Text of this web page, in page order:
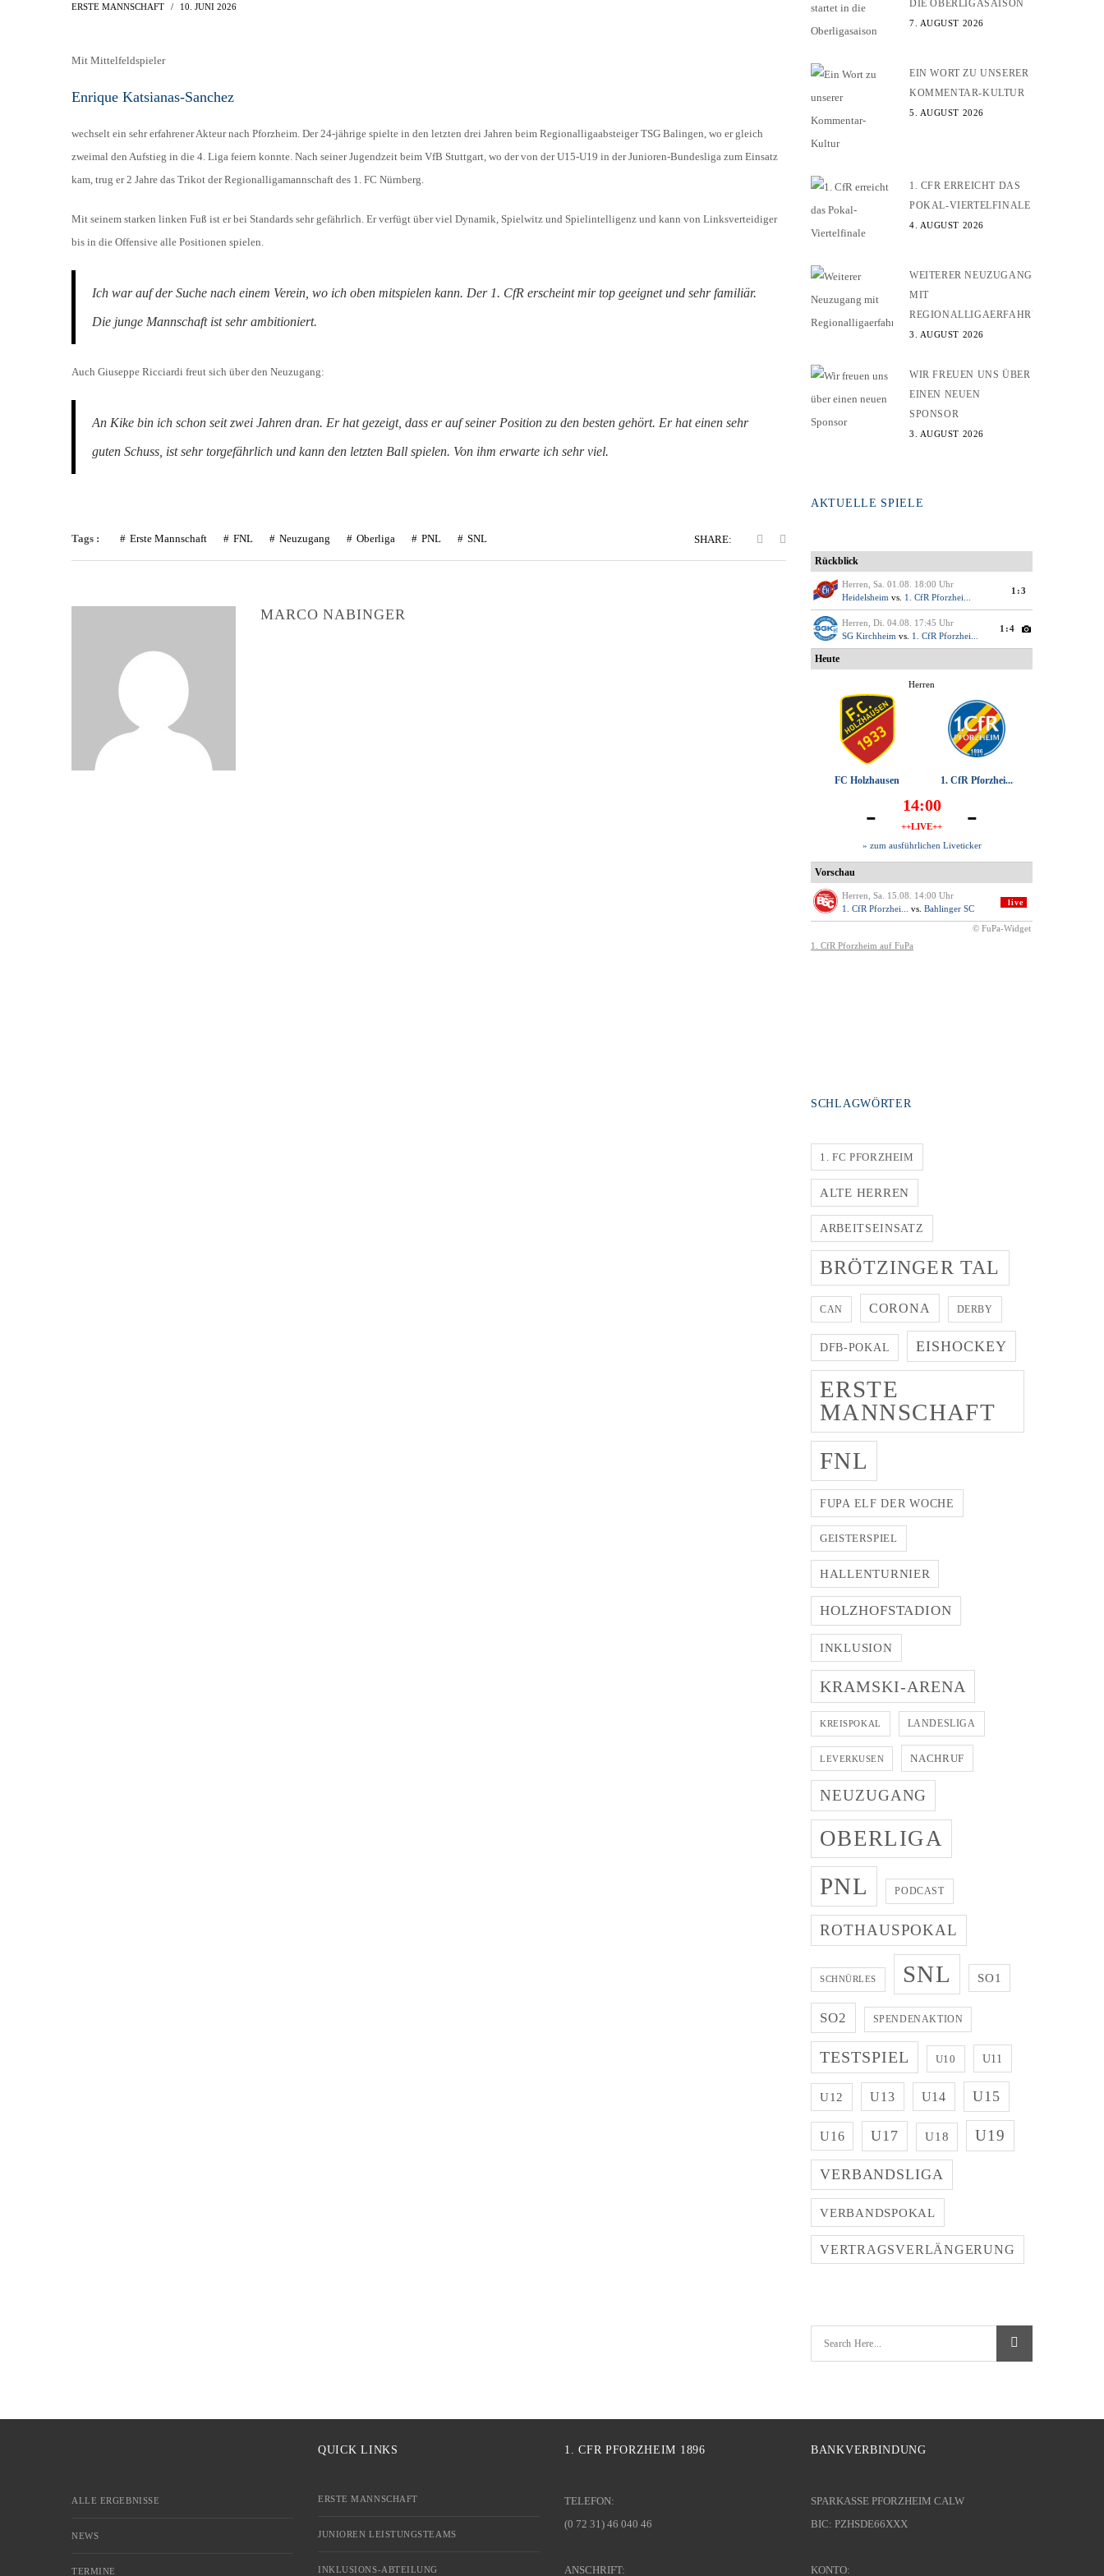
TORSCHÜTZEN
LIGA – FAIRNESSTABELLE
AH-TURNIER
EISHOCKEY
SAISON 2015/2016
SAISON 2016/2017
ERSTE MANNSCHAFT 10. JUNI 2026
Mit Mittelfeldspieler
Enrique Katsianas-Sanchez
wechselt ein sehr erfahrener Akteur nach Pforzheim. Der 24-jährige spielte in den letzten drei Jahren beim Regionalligaabsteiger TSG Balingen, wo er gleich
zweimal den Aufstieg in die 4. Liga feiern konnte. Nach seiner Jugendzeit beim VfB Stuttgart, wo der von der U15-U19 in der Junioren-Bundesliga zum Einsatz
kam, trug er 2 Jahre das Trikot der Regionalligamannschaft des 1. FC Nürnberg.
Mit seinem starken linken Fuß ist er bei Standards sehr gefährlich. Er verfügt über viel Dynamik, Spielwitz und Spielintelligenz und kann von Linksverteidiger
bis in die Offensive alle Positionen spielen.
Ich war auf der Suche nach einem Verein, wo ich oben mitspielen kann. Der 1. CfR erscheint mir top geeignet und sehr familiär.
Die junge Mannschaft ist sehr ambitioniert.
Auch Giuseppe Ricciardi freut sich über den Neuzugang:
An Kike bin ich schon seit zwei Jahren dran. Er hat gezeigt, dass er auf seiner Position zu den besten gehört. Er hat einen sehr
guten Schuss, ist sehr torgefährlich und kann den letzten Ball spielen. Von ihm erwarte ich sehr viel.
Tags : Erste Mannschaft FNL Neuzugang Oberliga PNL SNL SHARE:
MARCO NABINGER
DIE OBERLIGASAISON
7. AUGUST 2026
EIN WORT ZU UNSERER
KOMMENTAR-KULTUR
5. AUGUST 2026
1. CFR ERREICHT DAS
POKAL-VIERTELFINALE
4. AUGUST 2026
WEITERER NEUZUGANG
MIT
REGIONALLIGAERFAHRUNG
3. AUGUST 2026
WIR FREUEN UNS ÜBER
EINEN NEUEN
SPONSOR
3. AUGUST 2026
AKTUELLE SPIELE
SCHLAGWÖRTER
1. FC PFORZHEIM
ALTE HERREN
ARBEITSEINSATZ
BRÖTZINGER TAL
CAN CORONA DERBY
DFB-POKAL EISHOCKEY
ERSTE
MANNSCHAFT
FNL
FUPA ELF DER WOCHE
GEISTERSPIEL
HALLENTURNIER
HOLZHOFSTADION
INKLUSION
KRAMSKI-ARENA
KREISPOKAL LANDESLIGA
LEVERKUSEN NACHRUF
NEUZUGANG
OBERLIGA
PNL PODCAST
ROTHAUSPOKAL
SCHNÜRLES SNL SO1
SO2 SPENDENAKTION
TESTSPIEL U10 U11
U12 U13 U14 U15
U16 U17 U18 U19
VERBANDSLIGA
VERBANDSPOKAL
VERTRAGSVERLÄNGERUNG
ALLE ERGEBNISSE
NEWS
TERMINE
QUICK LINKS
ERSTE MANNSCHAFT
JUNIOREN LEISTUNGSTEAMS
INKLUSIONS-ABTEILUNG
1. CFR PFORZHEIM 1896
TELEFON:
(0 72 31) 46 040 46
ANSCHRIFT:
BANKVERBINDUNG
SPARKASSE PFORZHEIM CALW
BIC: PZHSDE66XXX
KONTO: